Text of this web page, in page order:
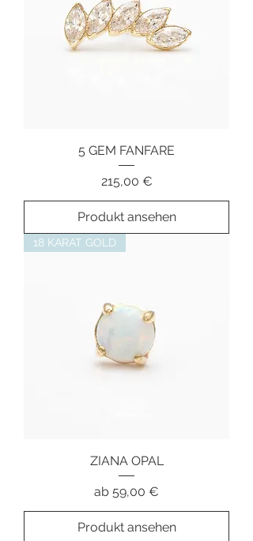
5 GEM FANFARE
Preis
215,00 €
Produkt ansehen
18 KARAT GOLD
ZIANA OPAL
ab 59,00 €
Sale-Preis
Produkt ansehen